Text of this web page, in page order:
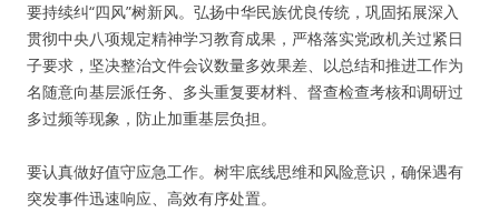
要持续纠“四风”树新风。弘扬中华民族优良传统，巩固拓展深入
贯彻中央八项规定精神学习教育成果，严格落实党政机关过紧日
子要求，坚决整治文件会议数量多效果差、以总结和推进工作为
名随意向基层派任务、多头重复要材料、督查检查考核和调研过
多过频等现象，防止加重基层负担。
要认真做好值守应急工作。树牢底线思维和风险意识，确保遇有
突发事件迅速响应、高效有序处置。